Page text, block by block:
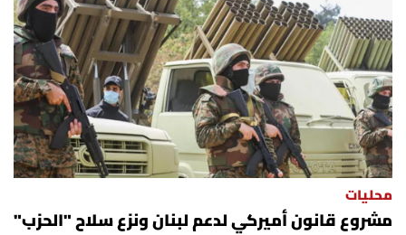
محليات
مشروع قانون أميركي لدعم لبنان ونزع سلاح "الحزب"